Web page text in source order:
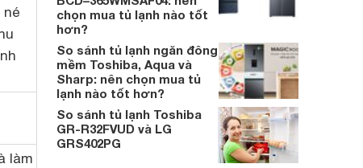
làm
chọn mua tủ lạnh nào tốt
hơn?
So sánh tủ lạnh ngăn đông
mềm Toshiba, Aqua và
Sharp: nên chọn mua tủ
lạnh nào tốt hơn?
So sánh tủ lạnh Toshiba
GR-R32FVUD và LG
GRS402PG